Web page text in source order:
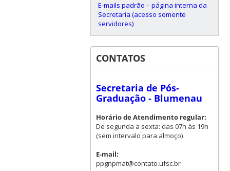
E-mails padrão – página interna da
Secretaria (acesso somente
servidores)
CONTATOS
Secretaria de Pós-
Graduação - Blumenau
Horário de Atendimento regular:
De segunda a sexta: das 07h às 19h
(sem intervalo para almoço)
E-mail:
ppgnpmat@contato.ufsc.br